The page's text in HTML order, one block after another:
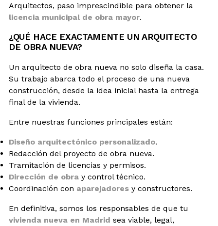
Arquitectos, paso imprescindible para obtener la
licencia municipal de obra mayor.
¿QUÉ HACE EXACTAMENTE UN ARQUITECTO
DE OBRA NUEVA?
Un arquitecto de obra nueva no solo diseña la casa.
Su trabajo abarca todo el proceso de una nueva
construcción, desde la idea inicial hasta la entrega
final de la vivienda.
Entre nuestras funciones principales están:
Diseño arquitectónico personalizado.
Redacción del proyecto de obra nueva.
Tramitación de licencias y permisos.
Dirección de obra y control técnico.
Coordinación con aparejadores y constructores.
En definitiva, somos los responsables de que tu
vivienda nueva en Madrid sea viable, legal,